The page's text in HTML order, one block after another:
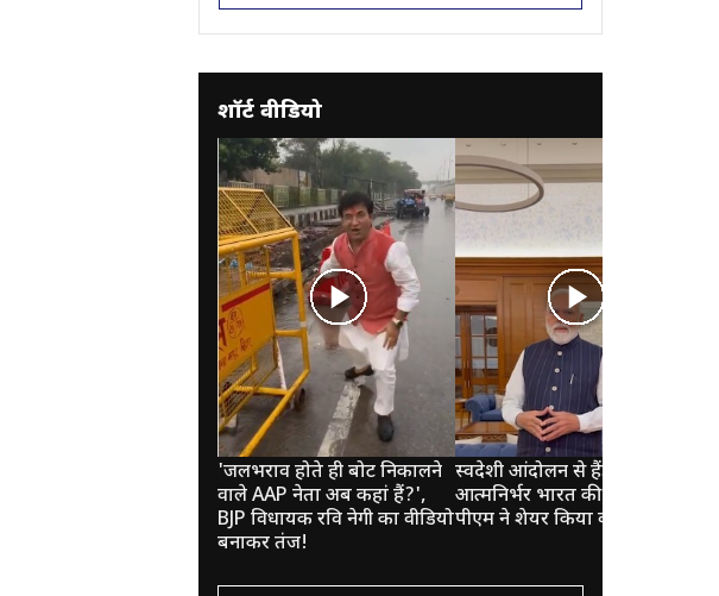
शॉर्ट वीडियो
'जलभराव होते ही बोट निकालने
वाले AAP नेता अब कहां हैं?',
BJP विधायक रवि नेगी का वीडियो
बनाकर तंज!
स्वदेशी आंदोलन से हैंडलूम डे तक,
आत्मनिर्भर भारत की यात्रा पर
पीएम ने शेयर किया वीडियो